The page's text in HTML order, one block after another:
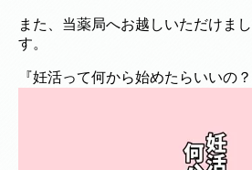
また、当薬局へお越しいただけま
す。
『妊活って何から始めたらいいの？